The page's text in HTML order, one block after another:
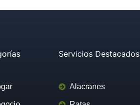
Servicios Destacados
Alacranes